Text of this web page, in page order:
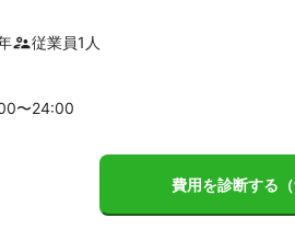
に持っていますので色々なご要望にお応
市 御所市
町
山村 十津川村
小浜市
従業員1 人
〜24:00
費用を診断する（